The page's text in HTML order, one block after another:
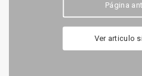
Página
Ver articulo